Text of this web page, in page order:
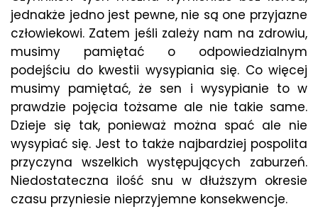
jednakże jedno jest pewne, nie są one przyjazne
człowiekowi. Zatem jeśli zależy nam na zdrowiu,
musimy pamiętać o odpowiedzialnym
podejściu do kwestii wysypiania się. Co więcej
musimy pamiętać, że sen i wysypianie to w
prawdzie pojęcia tożsame ale nie takie same.
Dzieje się tak, ponieważ można spać ale nie
wysypiać się. Jest to także najbardziej pospolita
przyczyna wszelkich występujących zaburzeń.
Niedostateczna ilość snu w dłuższym okresie
czasu przyniesie nieprzyjemne konsekwencje.